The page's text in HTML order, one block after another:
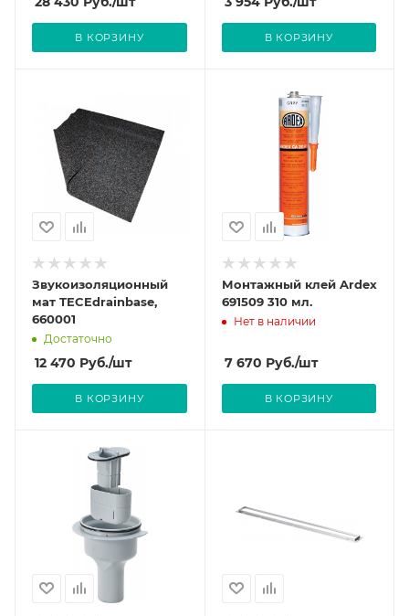
В КОРЗИНУ В КОРЗИНУ
Звукоизоляционный
мат TECEdrainbase,
660001
Достаточно
12 470 Руб./шт
В КОРЗИНУ
Монтажный клей Ardex
691509 310 мл.
Нет в наличии
7 670 Руб./шт
В КОРЗИНУ